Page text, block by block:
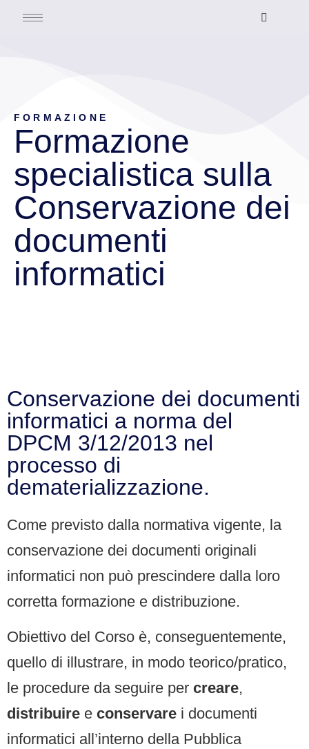
FORMAZIONE
Formazione
specialistica sulla
Conservazione dei
documenti
informatici
Conservazione dei documenti
informatici a norma del
DPCM 3/12/2013 nel
processo di
dematerializzazione.
Come previsto dalla normativa vigente, la
conservazione dei documenti originali
informatici non può prescindere dalla loro
corretta formazione e distribuzione.
Obiettivo del Corso è, conseguentemente,
quello di illustrare, in modo teorico/pratico,
le procedure da seguire per creare,
distribuire e conservare i documenti
informatici all’interno della Pubblica